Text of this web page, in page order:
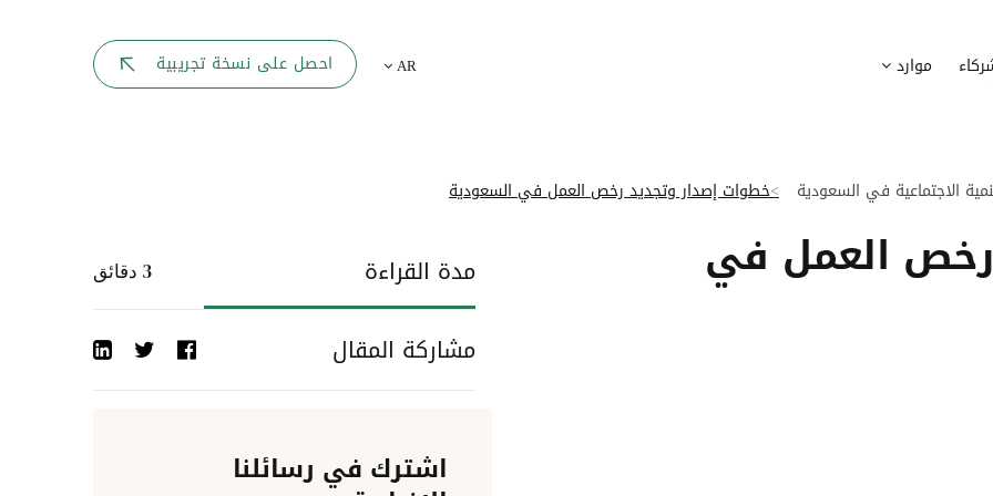
موارد AR احصل على نسخة تجريبية
الاجتماعية في السعودية خطوات إصدار وتجديد رخص العمل في السعودية
العمل في مدة القراءة 3 دقائق
مشاركة المقال
اشترك في رسائلنا
التوظيف الخاصة بك
أفضل لمسارات تدريب موظفيك تحويل طلبات تدخلات تكنولوجيا المعلومات إلى
تنسيقات رقمية
أحداث الشركة